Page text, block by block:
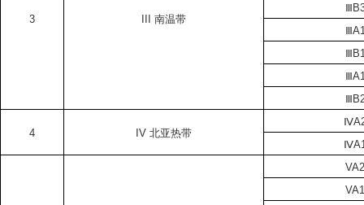
3 南温带
4 IV 北亚热带